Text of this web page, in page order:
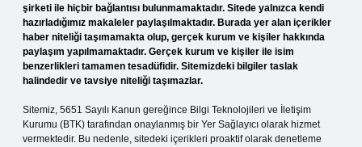
şirketi ile hiçbir bağlantısı bulunmamaktadır. Sitede yalnızca kendi
hazırladığımız makaleler paylaşılmaktadır. Burada yer alan içerikler
haber niteliği taşımamakta olup, gerçek kurum ve kişiler hakkında
paylaşım yapılmamaktadır. Gerçek kurum ve kişiler ile isim
benzerlikleri tamamen tesadüfidir. Sitemizdeki bilgiler taslak
halindedir ve tavsiye niteliği taşımazlar.
Sitemiz, 5651 Sayılı Kanun gereğince Bilgi Teknolojileri ve İletişim
Kurumu (BTK) tarafından onaylanmış bir Yer Sağlayıcı olarak hizmet
vermektedir. Bu nedenle, sitedeki içerikleri proaktif olarak denetleme